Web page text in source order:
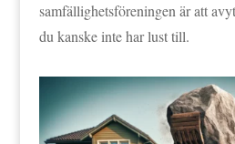
samfällighetsföreningen är att
du kanske inte har lust till.